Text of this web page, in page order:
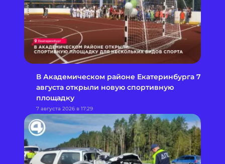
В Академическом районе Екатеринбурга 7
августа открыли новую спортивную
площадку
7 августа 2026 в 17:29